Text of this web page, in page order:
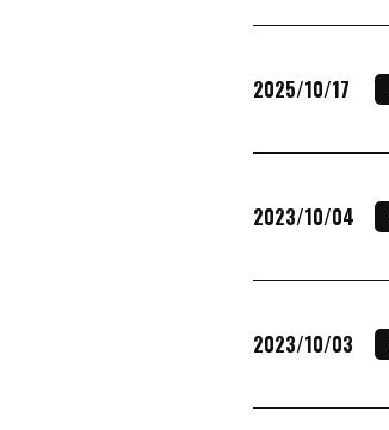
2025/10/17
2023/10/04
2023/10/03